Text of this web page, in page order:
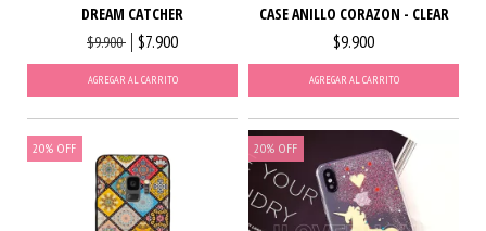
DREAM CATCHER
$9.900 $7.900
AGREGAR AL CARRITO
CASE ANILLO CORAZON - CLEAR
$9.900
AGREGAR AL CARRITO
20% OFF 20% OFF